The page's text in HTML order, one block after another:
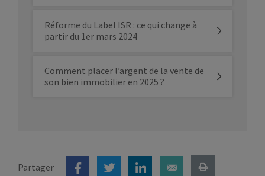
Réforme du Label ISR : ce qui change à
partir du 1er mars 2024
Comment placer l’argent de la vente de
son bien immobilier en 2025 ?
Partager